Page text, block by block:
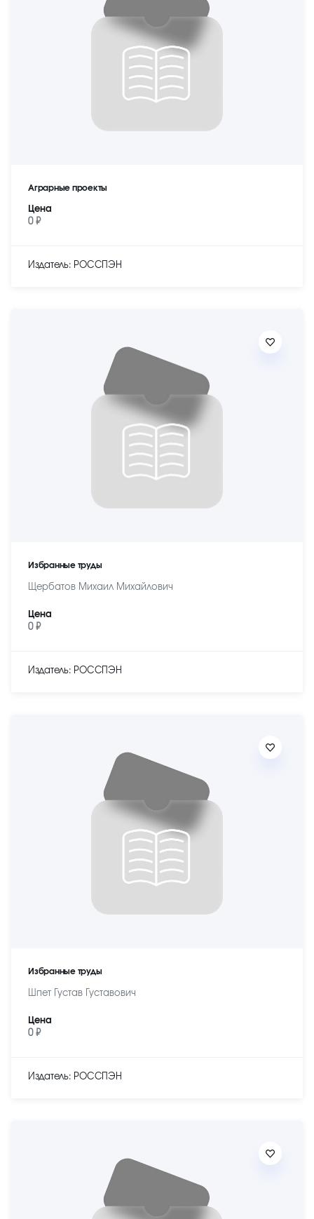
Аграрные проекты
Цена
0 ₽
Издатель: РОССПЭН
Избранные труды
Щербатов Михаил Михайлович
Цена
0 ₽
Издатель: РОССПЭН
Избранные труды
Шпет Густав Густавович
Цена
0 ₽
Издатель: РОССПЭН